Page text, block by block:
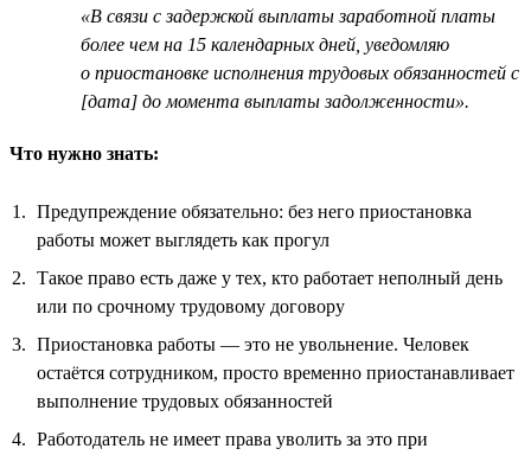
«В связи с задержкой выплаты заработной платы
более чем на 15 календарных дней, уведомляю
о приостановке исполнения трудовых обязанностей с
[дата] до момента выплаты задолженности».
Что нужно знать:
Предупреждение обязательно: без него приостановка
работы может выглядеть как прогул
Такое право есть даже у тех, кто работает неполный день
или по срочному трудовому договору
Приостановка работы — это не увольнение. Человек
остаётся сотрудником, просто временно приостанавливает
выполнение трудовых обязанностей
Работодатель не имеет права уволить за это при